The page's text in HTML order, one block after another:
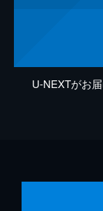
U-NEXTがお